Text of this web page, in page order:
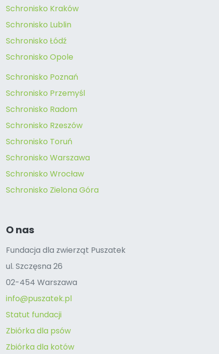
Schronisko Kraków
Schronisko Lublin
Schronisko Łódź
Schronisko Opole
Schronisko Poznań
Schronisko Przemyśl
Schronisko Radom
Schronisko Rzeszów
Schronisko Toruń
Schronisko Warszawa
Schronisko Wrocław
Schronisko Zielona Góra
O nas
Fundacja dla zwierząt Puszatek
ul. Szczęsna 26
02-454 Warszawa
info@puszatek.pl
Statut fundacji
Zbiórka dla psów
Zbiórka dla kotów